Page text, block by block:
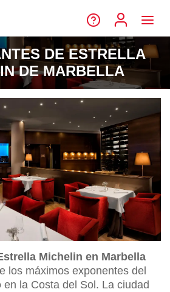
DE ESTRELLA
DE MARBELLA
Michelin en Marbella
los máximos exponentes del
en la Costa del Sol. La ciudad